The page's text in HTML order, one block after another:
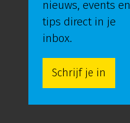
nieuws, events en
tips direct in je
inbox.
Schrijf je in